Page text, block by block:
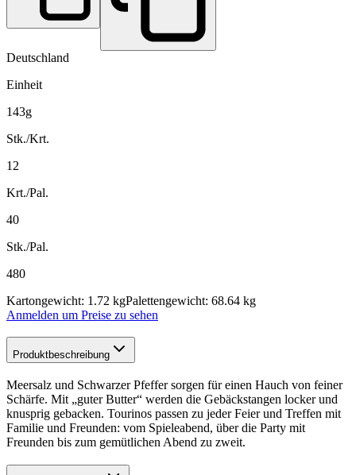
Deutschland
Einheit
143g
Stk./Krt.
12
Krt./Pal.
40
Stk./Pal.
480
Kartongewicht: 1.72 kgPalettengewicht: 68.64 kg
Anmelden um Preise zu sehen
Produktbeschreibung
Meersalz und Schwarzer Pfeffer sorgen für einen Hauch von feiner
Schärfe. Mit „guter Butter“ werden die Gebäckstangen locker und
knusprig gebacken. Tourinos passen zu jeder Feier und Treffen mit
Familie und Freunden: vom Spieleabend, über die Party mit
Freunden bis zum gemütlichen Abend zu zweit.